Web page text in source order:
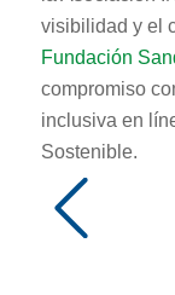
visibilidad y el
Fundación
compromiso
inclusiva en
Sostenible.